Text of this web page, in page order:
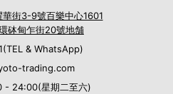
街3-9號百樂中心1601
砵甸乍街20號地舗
& WhatsApp)
trading.com
- 24:00(星期二至六)